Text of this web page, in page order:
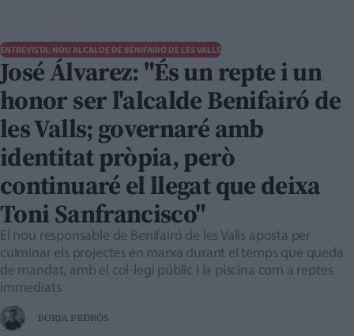
ENTREVISTA: NOU ALCALDE DE BENIFAIRÓ DE LES VALLS
José Álvarez: "És un repte i un
honor ser l'alcalde Benifairó de
les Valls; governaré amb
identitat pròpia, però
continuaré el llegat que deixa
Toni Sanfrancisco"
El nou responsable de Benifairó de les Valls aposta per
culminar els projectes en marxa durant el temps que queda
de mandat, amb el col·legi públic i la piscina com a reptes
immediats
BORJA PEDRÓS